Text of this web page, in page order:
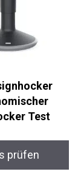
Test
prüfen